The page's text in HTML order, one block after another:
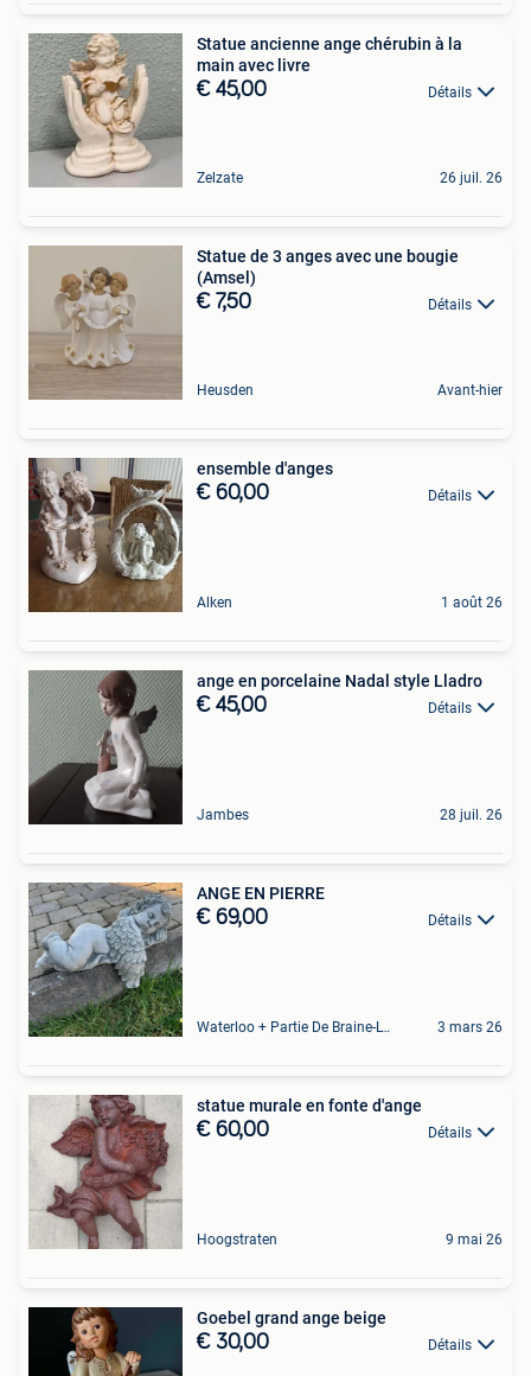
Statue ancienne ange chérubin à la
main avec livre
€ 45,00 Détails
Zelzate 26 juil. 26
Statue de 3 anges avec une bougie
(Amsel)
€ 7,50 Détails
Heusden Avant-hier
ensemble d'anges
€ 60,00 Détails
Alken 1 août 26
ange en porcelaine Nadal style Lladro
€ 45,00 Détails
Jambes 28 juil. 26
ANGE EN PIERRE
€ 69,00 Détails
Waterloo + Partie De Braine-L'Alleud, De Ohain 3 mars 26
statue murale en fonte d'ange
€ 60,00 Détails
Hoogstraten 9 mai 26
Goebel grand ange beige
€ 30,00 Détails